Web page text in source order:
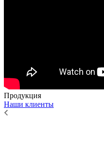
Продукция
Наши клиенты